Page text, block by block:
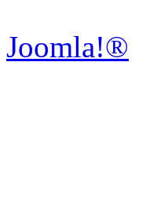
Joomla!®